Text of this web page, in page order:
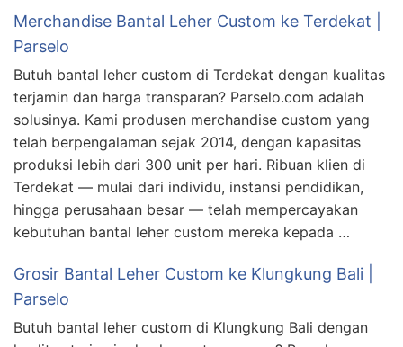
Merchandise Bantal Leher Custom ke Terdekat |
Parselo
Butuh bantal leher custom di Terdekat dengan kualitas
terjamin dan harga transparan? Parselo.com adalah
solusinya. Kami produsen merchandise custom yang
telah berpengalaman sejak 2014, dengan kapasitas
produksi lebih dari 300 unit per hari. Ribuan klien di
Terdekat — mulai dari individu, instansi pendidikan,
hingga perusahaan besar — telah mempercayakan
kebutuhan bantal leher custom mereka kepada …
Grosir Bantal Leher Custom ke Klungkung Bali |
Parselo
Butuh bantal leher custom di Klungkung Bali dengan